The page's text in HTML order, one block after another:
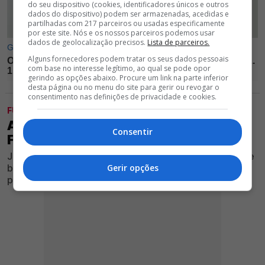
FUTEBOL
ATENÇÃO! REFORÇO DO BENFICA
FALHA DUELO COM O ST. GALLEN
Jogador recentemente contrato pelo Clube vermelho e
branco não vai estar disponível para o encontro da
primeira mão da 2ª eliminatória da Liga Europa
do seu dispositivo (cookies, identificadores únicos e outros
dados do dispositivo) podem ser armazenadas, acedidas e
partilhadas com 217 parceiros ou usadas especificamente
por este site. Nós e os nossos parceiros podemos usar
dados de geolocalização precisos. Lista de parceiros.
Alguns fornecedores podem tratar os seus dados pessoais
com base no interesse legítimo, ao qual se pode opor
gerindo as opções abaixo. Procure um link na parte inferior
desta página ou no menu do site para gerir ou revogar o
consentimento nas definições de privacidade e cookies.
Consentir
Gerir opções